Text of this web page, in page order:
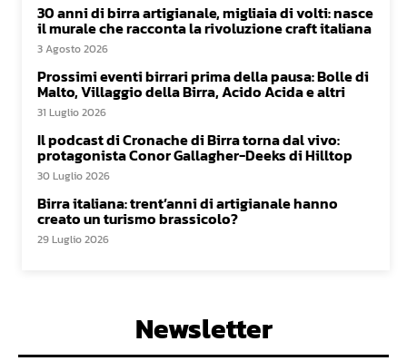
30 anni di birra artigianale, migliaia di volti: nasce
il murale che racconta la rivoluzione craft italiana
3 Agosto 2026
Prossimi eventi birrari prima della pausa: Bolle di
Malto, Villaggio della Birra, Acido Acida e altri
31 Luglio 2026
Il podcast di Cronache di Birra torna dal vivo:
protagonista Conor Gallagher-Deeks di Hilltop
30 Luglio 2026
Birra italiana: trent’anni di artigianale hanno
creato un turismo brassicolo?
29 Luglio 2026
Newsletter